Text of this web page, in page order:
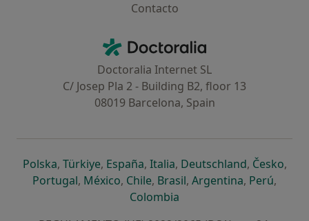
Contacto
Doctoralia - Homepage
Doctoralia Internet SL
C/ Josep Pla 2 - Building B2, floor 13
08019 Barcelona, Spain
Polskaabre num novo separador
, Türkiyeabre num novo separador
, Españaabre num novo separador
, Italiaabre num novo
, Deutschlandabre num
, Česko,
Portugalabre num novo separador
, Méxicoabre num novo separador
, Chileabre num novo separador
, Brasilabre num novo
, Argentinaabre num
, Perúabre
,
Colombia